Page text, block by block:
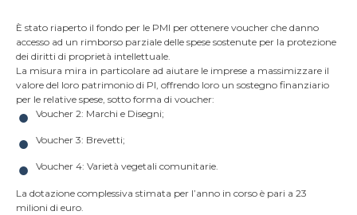
È stato riaperto il fondo per le PMI per ottenere voucher che danno
accesso ad un rimborso parziale delle spese sostenute per la protezione
dei diritti di proprietà intellettuale.
La misura mira in particolare ad aiutare le imprese a massimizzare il
valore del loro patrimonio di PI, offrendo loro un sostegno finanziario
per le relative spese, sotto forma di voucher:
Voucher 2: Marchi e Disegni;
Voucher 3: Brevetti;
Voucher 4: Varietà vegetali comunitarie.
La dotazione complessiva stimata per l’anno in corso è pari a 23
milioni di euro.